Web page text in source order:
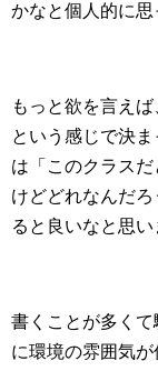
かなと個人的に思
もっと欲を言え
という感じで決
は「このクラス
けどどれなんだ
ると良いなと思い
書くことが多く
に環境の雰囲気が